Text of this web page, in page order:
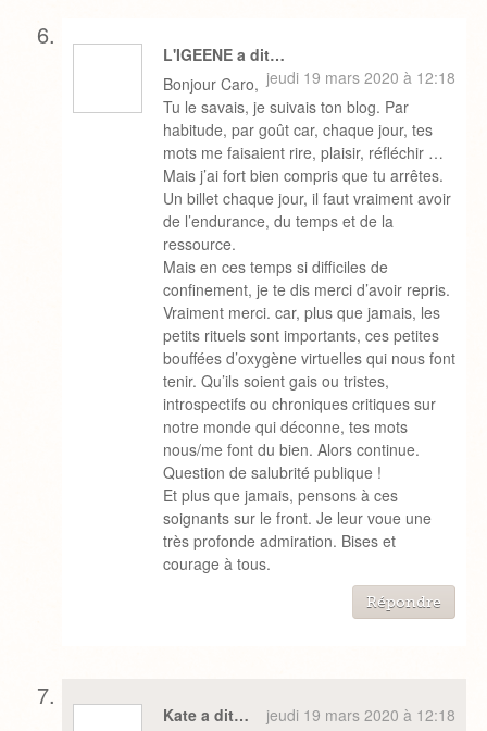
L'IGEENE a dit…
jeudi 19 mars 2020 à 12:18
Bonjour Caro,
Tu le savais, je suivais ton blog. Par
habitude, par goût car, chaque jour, tes
mots me faisaient rire, plaisir, réfléchir …
Mais j’ai fort bien compris que tu arrêtes.
Un billet chaque jour, il faut vraiment avoir
de l’endurance, du temps et de la
ressource.
Mais en ces temps si difficiles de
confinement, je te dis merci d’avoir repris.
Vraiment merci. car, plus que jamais, les
petits rituels sont importants, ces petites
bouffées d’oxygène virtuelles qui nous font
tenir. Qu’ils soient gais ou tristes,
introspectifs ou chroniques critiques sur
notre monde qui déconne, tes mots
nous/me font du bien. Alors continue.
Question de salubrité publique !
Et plus que jamais, pensons à ces
soignants sur le front. Je leur voue une
très profonde admiration. Bises et
courage à tous.
Répondre
Kate a dit…
jeudi 19 mars 2020 à 12:18